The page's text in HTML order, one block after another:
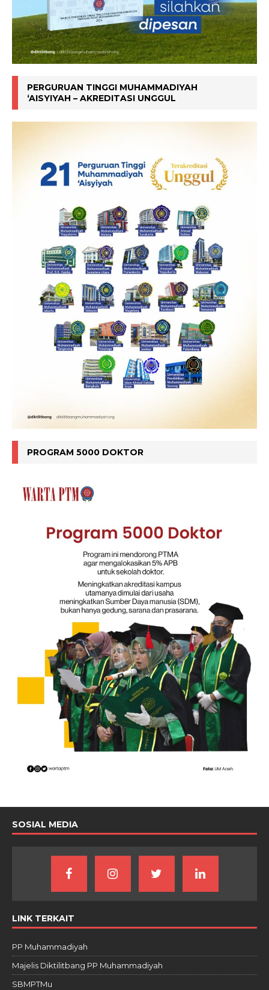
PERGURUAN TINGGI MUHAMMADIYAH
‘AISYIYAH – AKREDITASI UNGGUL
PROGRAM 5000 DOKTOR
SOSIAL MEDIA
LINK TERKAIT
PP Muhammadiyah
Majelis Diktilitbang PP Muhammadiyah
SBMPTMu